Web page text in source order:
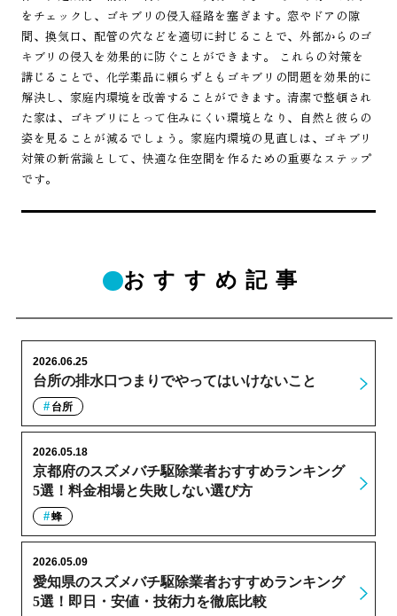
をチェックし、ゴキブリの侵入経路を塞ぎます。窓やドアの隙
間、換気口、配管の穴などを適切に封じることで、外部からのゴ
キブリの侵入を効果的に防ぐことができます。 これらの対策を
講じることで、化学薬品に頼らずともゴキブリの問題を効果的に
解決し、家庭内環境を改善することができます。清潔で整頓され
た家は、ゴキブリにとって住みにくい環境となり、自然と彼らの
姿を見ることが減るでしょう。家庭内環境の見直しは、ゴキブリ
対策の新常識として、快適な住空間を作るための重要なステップ
です。
おすすめ記事
台所の排水口つまりでやってはいけないこと
2026.06.25
台所
京都府のスズメバチ駆除業者おすすめランキング
5選！料金相場と失敗しない選び方
2026.05.18
蜂
愛知県のスズメバチ駆除業者おすすめランキング
5選！即日・安値・技術力を徹底比較
2026.05.09